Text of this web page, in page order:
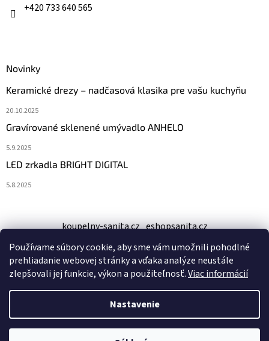
Používame súbory cookie, aby sme vám umožnili pohodlné
prehliadanie webovej stránky a vďaka analýze neustále
zlepšovali jej funkcie, výkon a použiteľnosť.Viac informácií
Nastavenie
+420 733 640 565
Novinky
Keramické drezy – nadčasová klasika pre vašu kuchyňu
20.10.2025
Gravírované sklenené umývadlo ANHELO
5.9.2025
LED zrkadla BRIGHT DIGITAL
5.8.2025
koupelny-sanita.cz eshopsanita.cz
Vytvoril Shoptet